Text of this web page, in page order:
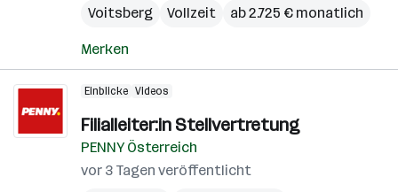
Voitsberg Vollzeit ab 2.725 € monatlich
Merken
Einblicke Videos
Filialleiter:in Stellvertretung
PENNY Österreich
vor 3 Tagen veröffentlicht